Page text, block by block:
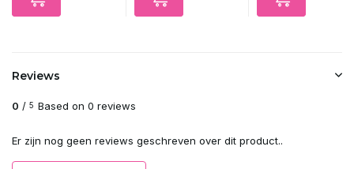
Reviews
0 / 5 Based on 0 reviews
Er zijn nog geen reviews geschreven over dit product..